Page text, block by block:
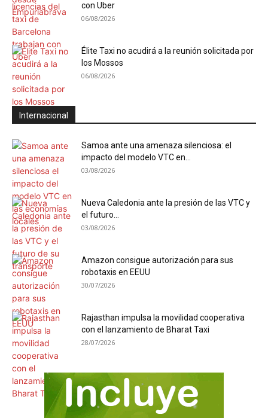
con Uber
06/08/2026
Élite Taxi no acudirá a la reunión solicitada por
los Mossos
06/08/2026
Internacional
Samoa ante una amenaza silenciosa: el
impacto del modelo VTC en...
03/08/2026
Nueva Caledonia ante la presión de las VTC y
el futuro...
03/08/2026
Amazon consigue autorización para sus
robotaxis en EEUU
30/07/2026
Rajasthan impulsa la movilidad cooperativa
con el lanzamiento de Bharat Taxi
28/07/2026